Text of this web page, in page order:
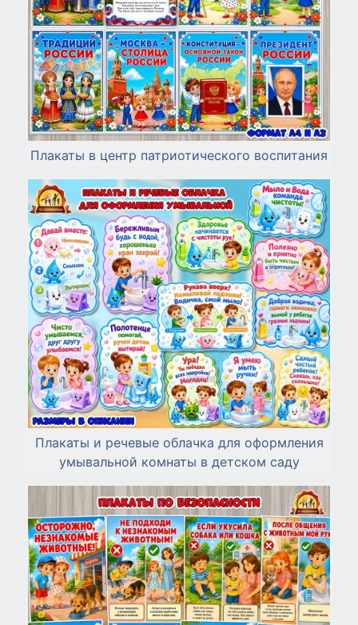
Плакаты в центр патриотического воспитания
Плакаты и речевые облачка для оформления
умывальной комнаты в детском саду